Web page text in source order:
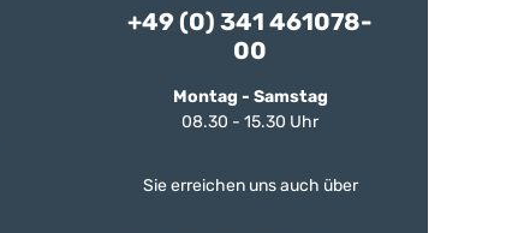
+49 (0) 341 461078-
00
Montag - Samstag
08.30 - 15.30 Uhr
Sie erreichen uns auch über